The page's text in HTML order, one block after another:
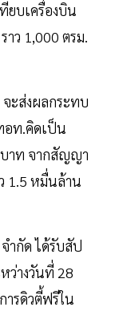
ยบเครื่องบิน
ว 1,000 ตรม.
ะส่งผลกระทบ
อท.คิดเป็น
าท จากสัญญา
1.5 หมื่นล้าน
จำกัด ได้รับสัป
ว่างวันที่ 28
ารดิวตี้ฟรีใน